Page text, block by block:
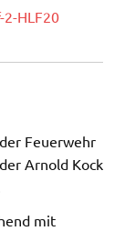
2-HLF20
Feuerwehr
Arnold Kock
mit